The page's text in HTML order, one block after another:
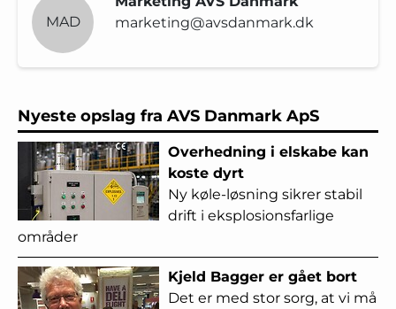
MAD
marketing@avsdanmark.dk
Nyeste opslag fra AVS Danmark ApS
Overhedning i elskabe kan
koste dyrt
Ny køle-løsning sikrer stabil
drift i eksplosionsfarlige
områder
Kjeld Bagger er gået bort
Det er med stor sorg, at vi må